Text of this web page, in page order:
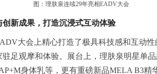
图：理肤泉连续29年亮相EADV大会
创新成果，打造沉浸式互动体验
大会上精心打造了极具科技感和互动
足观摩和体验。展台上，理肤泉明星单
身体乳等，更有重磅新品MELA B3精